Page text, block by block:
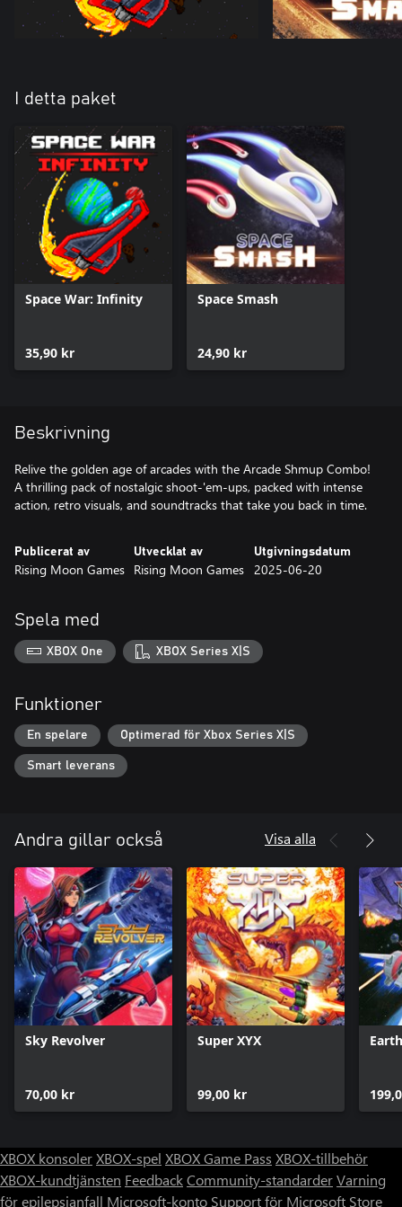
I detta paket
Space War: Infinity
35,90 kr
Space Smash
24,90 kr
Beskrivning
Relive the golden age of arcades with the Arcade Shmup Combo!
A thrilling pack of nostalgic shoot-'em-ups, packed with intense
action, retro visuals, and soundtracks that take you back in time.
Publicerat av
Rising Moon Games
Utvecklat av
Rising Moon Games
Utgivningsdatum
2025-06-20
Spela med
XBOX One XBOX Series X|S
Funktioner
En spelare Optimerad för Xbox Series X|S
Smart leverans
Andra gillar också Visa alla
Sky Revolver
70,00 kr
Super XYX
99,00 kr
XBOX konsolerXBOX-spel XBOX Game Pass XBOX-tillbehör
XBOX-kundtjänsten FeedbackCommunity-standarderVarning
för epilepsianfall Microsoft-konto Support för Microsoft Store